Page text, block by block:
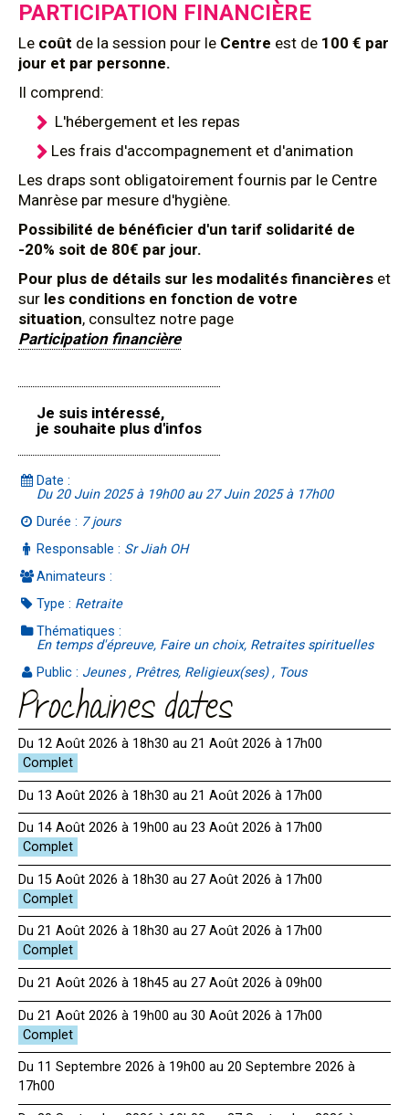
PARTICIPATION FINANCIÈRE
Le coût de la session pour le Centre est de 100 € par
jour et par personne.
Il comprend:
L'hébergement et les repas
Les frais d'accompagnement et d'animation
Les draps sont obligatoirement fournis par le Centre
Manrèse par mesure d'hygiène.
Possibilité de bénéficier d'un tarif solidarité de
-20% soit de 80€ par jour.
Pour plus de détails sur les modalités financières et
sur les conditions en fonction de votre
situation, consultez notre page
Participation financière
Je suis intéressé,
je souhaite plus d'infos
Date :
Du 20 Juin 2025 à 19h00 au 27 Juin 2025 à 17h00
Durée : 7 jours
Responsable : Sr Jiah OH
Animateurs :
Type : Retraite
Thématiques :
En temps d'épreuve, Faire un choix, Retraites spirituelles
Public : Jeunes , Prêtres, Religieux(ses) , Tous
Prochaines dates
Du 12 Août 2026 à 18h30 au 21 Août 2026 à 17h00
Du 13 Août 2026 à 18h30 au 21 Août 2026 à 17h00
Du 14 Août 2026 à 19h00 au 23 Août 2026 à 17h00
Du 15 Août 2026 à 18h30 au 27 Août 2026 à 17h00
Du 21 Août 2026 à 18h30 au 27 Août 2026 à 17h00
Du 21 Août 2026 à 18h45 au 27 Août 2026 à 09h00
Du 21 Août 2026 à 19h00 au 30 Août 2026 à 17h00
Du 11 Septembre 2026 à 19h00 au 20 Septembre 2026 à
17h00